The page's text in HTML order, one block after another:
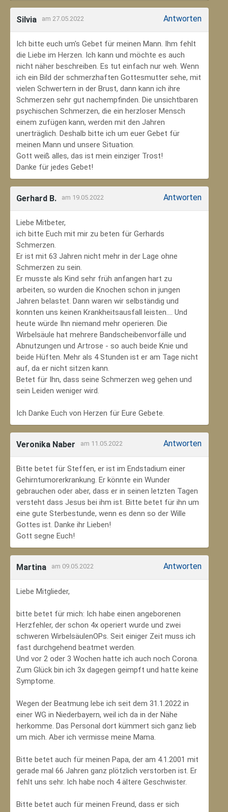
Silvia am 27.05.2022 Antworten
Ich bitte euch um's Gebet für meinen Mann. Ihm fehlt
die Liebe im Herzen. Ich kann und möchte es auch
nicht näher beschreiben. Es tut einfach nur weh. Wenn
ich ein Bild der schmerzhaften Gottesmutter sehe, mit
vielen Schwertern in der Brust, dann kann ich ihre
Schmerzen sehr gut nachempfinden. Die unsichtbaren
psychischen Schmerzen, die ein herzloser Mensch
einem zufügen kann, werden mit den Jahren
unerträglich. Deshalb bitte ich um euer Gebet für
meinen Mann und unsere Situation.
Gott weiß alles, das ist mein einziger Trost!
Danke für jedes Gebet!
Gerhard B. am 19.05.2022 Antworten
Liebe Mitbeter,
ich bitte Euch mit mir zu beten für Gerhards
Schmerzen.
Er ist mit 63 Jahren nicht mehr in der Lage ohne
Schmerzen zu sein.
Er musste als Kind sehr früh anfangen hart zu
arbeiten, so wurden die Knochen schon in jungen
Jahren belastet. Dann waren wir selbständig und
konnten uns keinen Krankheitsausfall leisten.... Und
heute würde Ihn niemand mehr operieren. Die
Wirbelsäule hat mehrere Bandscheibenvorfälle und
Abnutzungen und Artrose - so auch beide Knie und
beide Hüften. Mehr als 4 Stunden ist er am Tage nicht
auf, da er nicht sitzen kann.
Betet für Ihn, dass seine Schmerzen weg gehen und
sein Leiden weniger wird.
Ich Danke Euch von Herzen für Eure Gebete.
Veronika Naber am 11.05.2022 Antworten
Bitte betet für Steffen, er ist im Endstadium einer
Gehirntumorerkrankung. Er könnte ein Wunder
gebrauchen oder aber, dass er in seinen letzten Tagen
versteht dass Jesus bei ihm ist. Bitte betet für ihn um
eine gute Sterbestunde, wenn es denn so der Wille
Gottes ist. Danke ihr Lieben!
Gott segne Euch!
Martina am 09.05.2022 Antworten
Liebe Mitglieder,
bitte betet für mich: Ich habe einen angeborenen
Herzfehler, der schon 4x operiert wurde und zwei
schweren WirbelsäulenOPs. Seit einiger Zeit muss ich
fast durchgehend beatmet werden.
Und vor 2 oder 3 Wochen hatte ich auch noch Corona.
Zum Glück bin ich 3x dagegen geimpft und hatte keine
Symptome.
Wegen der Beatmung lebe ich seit dem 31.1.2022 in
einer WG in Niederbayern, weil ich da in der Nähe
herkomme. Das Personal dort kümmert sich ganz lieb
um mich. Aber ich vermisse meine Mama.
Bitte betet auch für meinen Papa, der am 4.1.2001 mit
gerade mal 66 Jahren ganz plötzlich verstorben ist. Er
fehlt uns sehr. Ich habe noch 4 ältere Geschwister.
Bitte betet auch für meinen Freund, dass er sich